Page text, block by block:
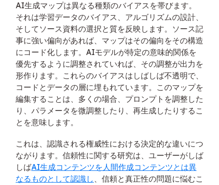
AI生成マップは異なる種類のバイアスを帯びます。
それは学習データのバイアス、アルゴリズムの設計、
そしてソース資料の選択と質を反映します。ソース記
事に強い偏向があれば、マップはその偏向をその構造
にコード化します。AIモデルが特定の意味的関係を
優先するように調整されていれば、その調整が出力を
形作ります。これらのバイアスはしばしば不透明で、
コードとデータの層に埋もれています。このマップを
編集することは、多くの場合、プロンプトを調整した
り、パラメータを微調整したり、再生成したりするこ
とを意味します。
これは、認識される権威性における決定的な違いにつ
ながります。信頼性に関する研究は、ユーザーがしば
しばAI生成コンテンツを人間作成コンテンツとは異
なるものとして認識し 、信頼と真正性の問題に悩むこ